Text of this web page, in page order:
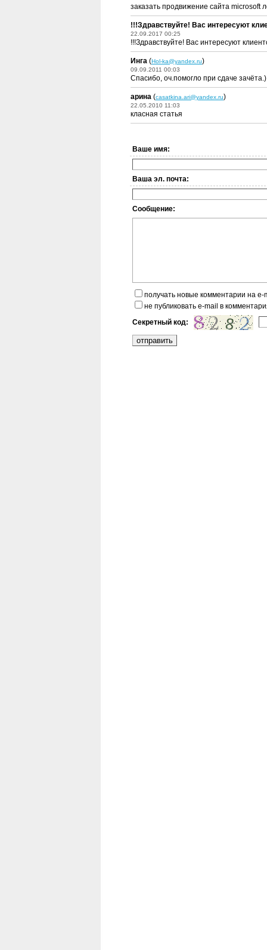
заказать продвижение сайта microsoft
!!!Здравствуйте! Вас интересуют
22.09.2017 00:25
!!!Здравствуйте! Вас интересуют
Инга (Hol-ka@yandex.ru)
09.09.2011 00:03
Спасибо, оч.помогло при сдаче зачёта.)
арина (casatkina.ari@yandex.ru)
22.05.2010 11:03
класная статья
Ваше имя:
Ваша эл. почта:
Сообщение:
получать новые комментарии на e-
не публиковать e-mail в
Секретный код: